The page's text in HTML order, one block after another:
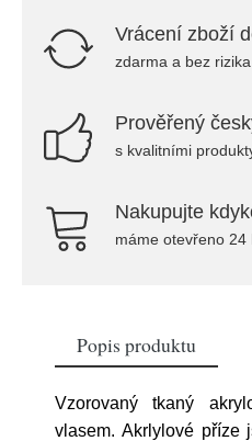
Vrácení zboží
zdarma a bez rizika
Prověřený
s kvalitními
Nakupujte
máme otevřeno 24
Popis produktu
Vzorovaný tkaný
vlasem. Akrlylové příze